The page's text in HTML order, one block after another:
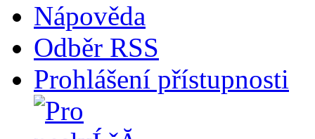
Nápověda
Odběr RSS
Prohlášení přístupnosti